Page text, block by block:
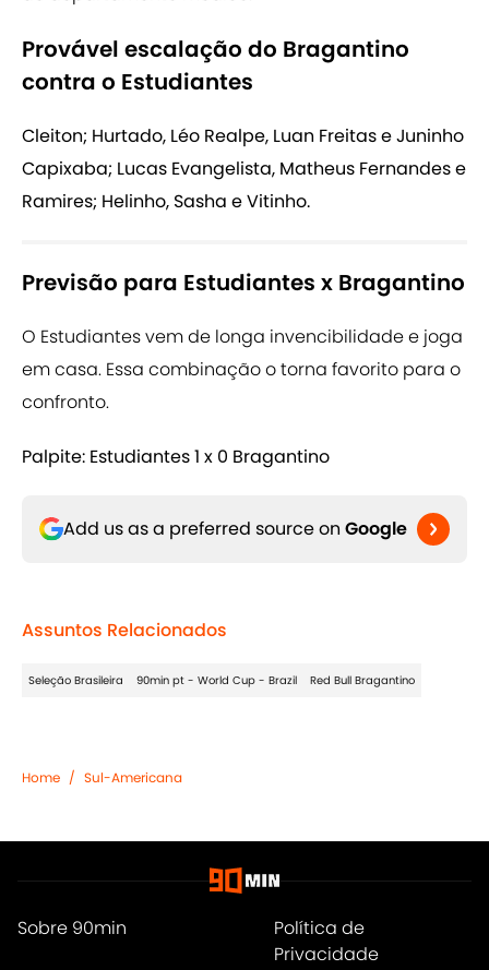
Provável escalação do Bragantino
contra o Estudiantes
Cleiton; Hurtado, Léo Realpe, Luan Freitas e Juninho
Capixaba; Lucas Evangelista, Matheus Fernandes e
Ramires; Helinho, Sasha e Vitinho.
Previsão para Estudiantes x Bragantino
O Estudiantes vem de longa invencibilidade e joga
em casa. Essa combinação o torna favorito para o
confronto.
Palpite: Estudiantes 1 x 0 Bragantino
Add us as a preferred source on Google
Assuntos Relacionados
Seleção Brasileira 90min pt - World Cup - Brazil Red Bull Bragantino
Home / Sul-Americana
Sobre 90min
Política de
Privacidade